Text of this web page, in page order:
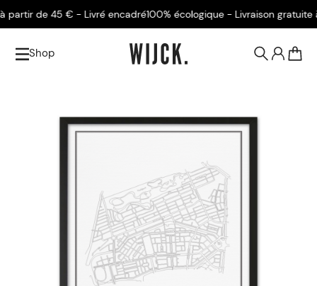
de 45 € - Livré encadré100% écologique - Livraison gratuite à
Shop